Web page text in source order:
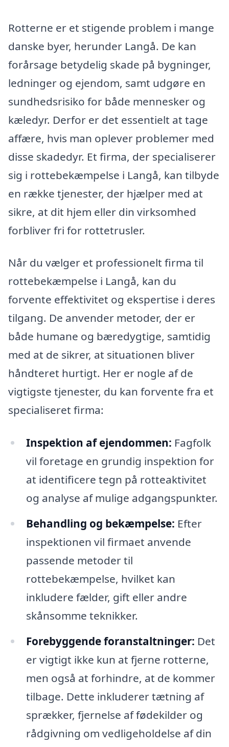
Rotterne er et stigende problem i mange
danske byer, herunder Langå. De kan
forårsage betydelig skade på bygninger,
ledninger og ejendom, samt udgøre en
sundhedsrisiko for både mennesker og
kæledyr. Derfor er det essentielt at tage
affære, hvis man oplever problemer med
disse skadedyr. Et firma, der specialiserer
sig i rottebekæmpelse i Langå, kan tilbyde
en række tjenester, der hjælper med at
sikre, at dit hjem eller din virksomhed
forbliver fri for rottetrusler.
Når du vælger et professionelt firma til
rottebekæmpelse i Langå, kan du
forvente effektivitet og ekspertise i deres
tilgang. De anvender metoder, der er
både humane og bæredygtige, samtidig
med at de sikrer, at situationen bliver
håndteret hurtigt. Her er nogle af de
vigtigste tjenester, du kan forvente fra et
specialiseret firma:
Inspektion af ejendommen: Fagfolk
vil foretage en grundig inspektion for
at identificere tegn på rotteaktivitet
og analyse af mulige adgangspunkter.
Behandling og bekæmpelse: Efter
inspektionen vil firmaet anvende
passende metoder til
rottebekæmpelse, hvilket kan
inkludere fælder, gift eller andre
skånsomme teknikker.
Forebyggende foranstaltninger: Det
er vigtigt ikke kun at fjerne rotterne,
men også at forhindre, at de kommer
tilbage. Dette inkluderer tætning af
sprækker, fjernelse af fødekilder og
rådgivning om vedligeholdelse af din